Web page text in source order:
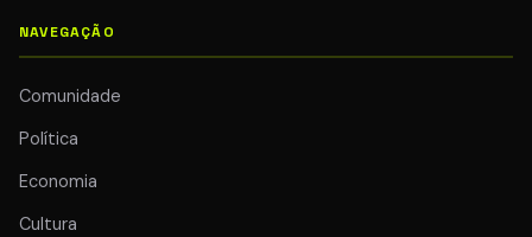
NAVEGAÇÃO
Comunidade
Política
Economia
Cultura